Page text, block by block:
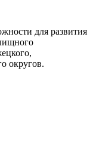
для развития
округов.